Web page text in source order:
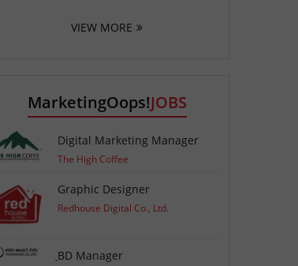
VIEW MORE
MarketingOops!JOBS
Digital Marketing Manager
The High Coffee
Graphic Designer
Redhouse Digital Co., Ltd.
ฺBD Manager